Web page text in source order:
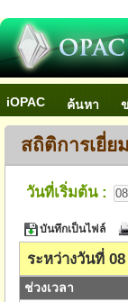
iOPAC ค้นหา
สถิติการเยี่ย
วันที่เริ่มต้น :
บันทึกเป็นไฟล์
ระหว่างวันที่
ช่วงเวลา